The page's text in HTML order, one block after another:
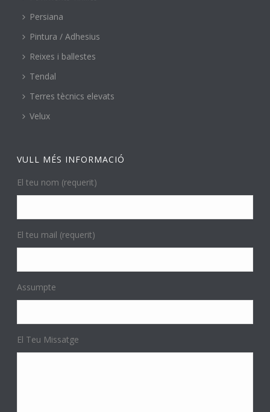
Persiana
Pintura / Adhesius
Reixes i ballestes
Tendal
Terres tècnics elevats
Velux
VULL MÉS INFORMACIÓ
El teu nom (requerit)
El teu mail (requerit)
Assumpte
El Teu Missatge